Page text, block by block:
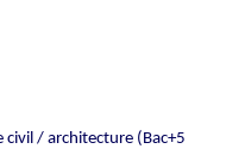
civil / architecture (Bac+5